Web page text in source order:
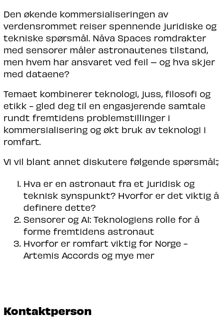
Den økende kommersialiseringen av
verdensrommet reiser spennende juridiske og
tekniske spørsmål. Nåva Spaces romdrakter
med sensorer måler astronautenes tilstand,
men hvem har ansvaret ved feil – og hva skjer
med dataene?
Temaet kombinerer teknologi, juss, filosofi og
etikk - gled deg til en engasjerende samtale
rundt fremtidens problemstillinger i
kommersialisering og økt bruk av teknologi i
romfart.
Vi vil blant annet diskutere følgende spørsmål:;
Hva er en astronaut fra et juridisk og
teknisk synspunkt? Hvorfor er det viktig å
definere dette?
Sensorer og AI: Teknologiens rolle for å
forme fremtidens astronaut
Hvorfor er romfart viktig for Norge -
Artemis Accords og mye mer
Kontaktperson